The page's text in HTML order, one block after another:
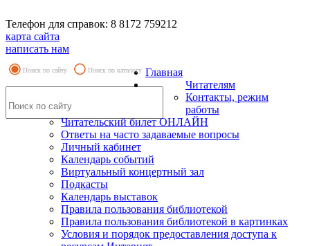
Телефон для справок: 8 8172 759212
карта сайта
написать нам
Поиск по сайту Поиск по каталогу Главная
Читателям
Контакты, режим
работы
Читательский билет ОНЛАЙН
Ответы на часто задаваемые вопросы
Личный кабинет
Календарь событий
Виртуальный концертный зал
Подкасты
Календарь выставок
Правила пользования библиотекой
Правила пользования библиотекой в картинках
Условия и порядок предоставления доступа к